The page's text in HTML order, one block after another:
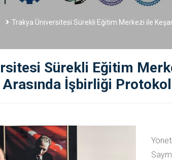
Trakya Üniversitesi Sürekli Eğitim Merkezi ile
Sürekli Eğitim
Arasında İşbirliği